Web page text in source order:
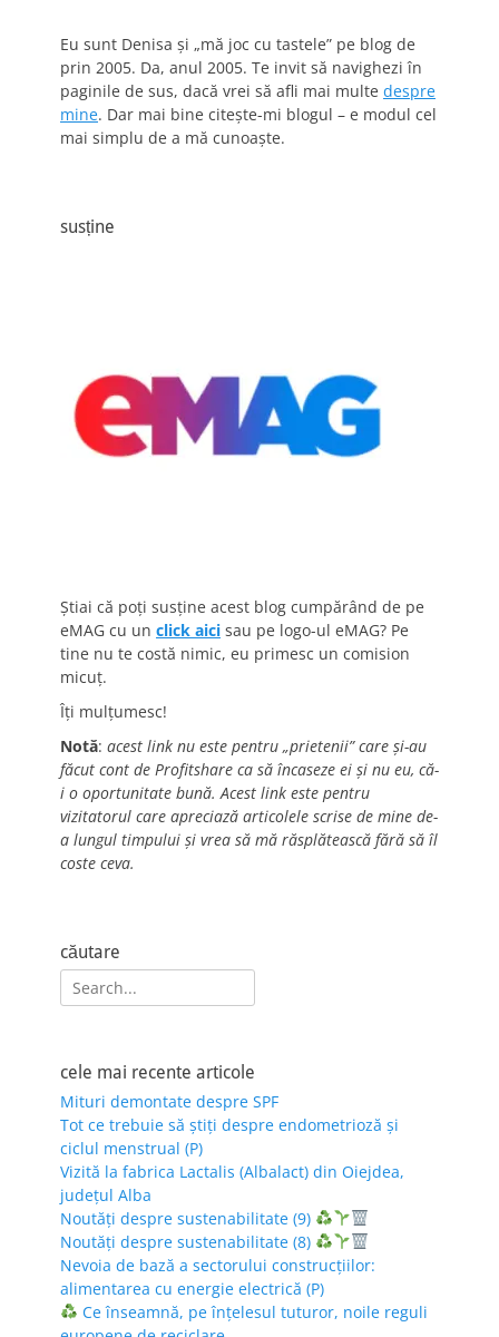
Eu sunt Denisa și „mă joc cu tastele” pe blog de
prin 2005. Da, anul 2005. Te invit să navighezi în
paginile de sus, dacă vrei să afli mai multe despre
mine. Dar mai bine citește-mi blogul – e modul cel
mai simplu de a mă cunoaște.
susține
Știai că poți susține acest blog cumpărând de pe
eMAG cu un click aici sau pe logo-ul eMAG? Pe
tine nu te costă nimic, eu primesc un comision
micuț.
Îți mulțumesc!
Notă: acest link nu este pentru „prietenii” care și-au
făcut cont de Profitshare ca să încaseze ei și nu eu, că-
i o oportunitate bună. Acest link este pentru
vizitatorul care apreciază articolele scrise de mine de-
a lungul timpului și vrea să mă răsplătească fără să îl
coste ceva.
căutare
Search
for:
cele mai recente articole
Mituri demontate despre SPF
Tot ce trebuie să știți despre endometrioză și
ciclul menstrual (P)
Vizită la fabrica Lactalis (Albalact) din Oiejdea,
județul Alba
Noutăți despre sustenabilitate (9)
Noutăți despre sustenabilitate (8)
Nevoia de bază a sectorului construcțiilor:
alimentarea cu energie electrică (P)
Ce înseamnă, pe înțelesul tuturor, noile reguli